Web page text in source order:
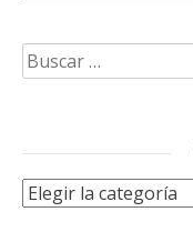
Buscar:
Categorías